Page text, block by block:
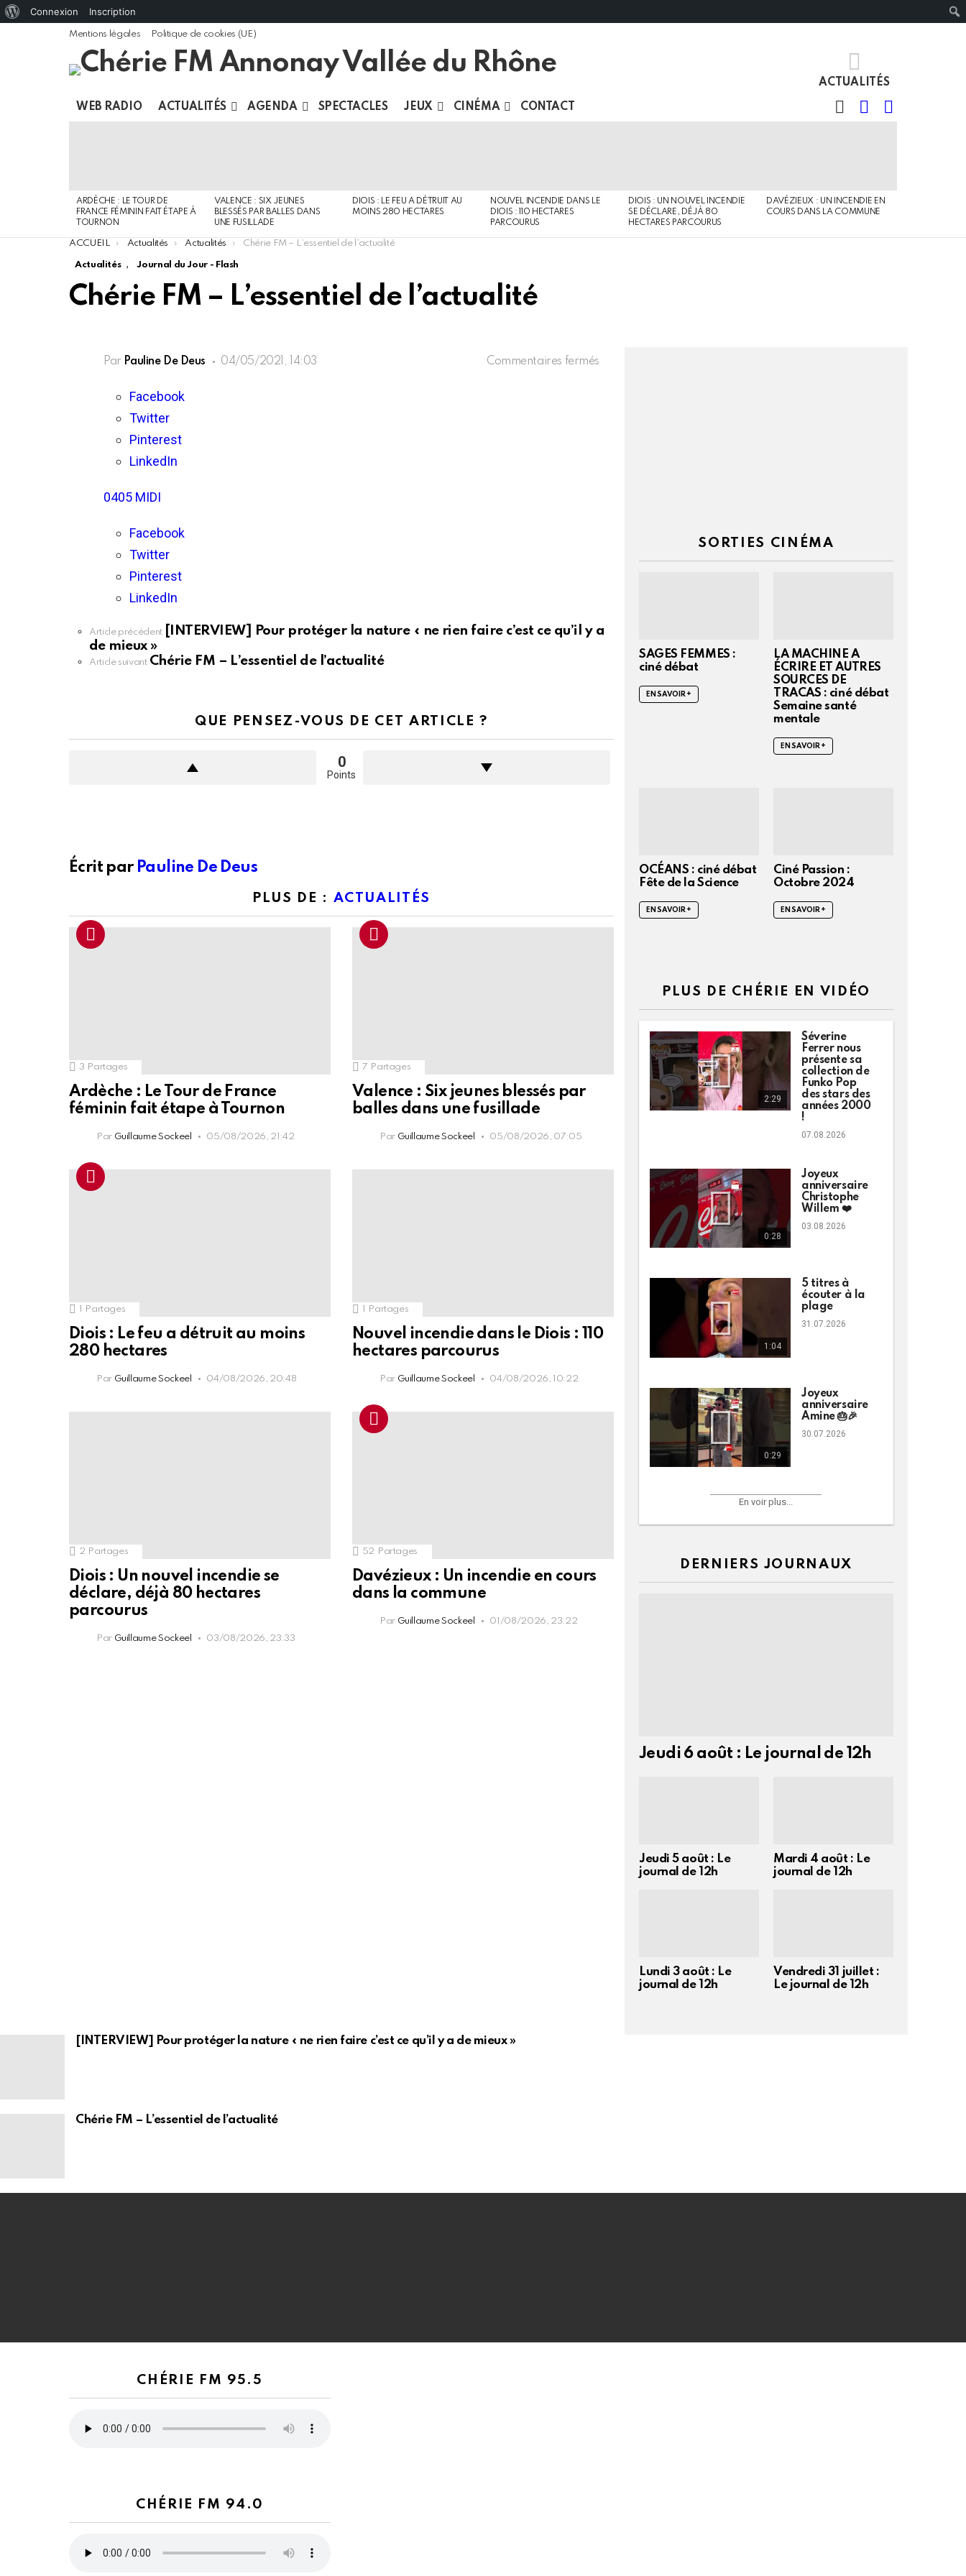
Mentions légales Politique de cookies (UE)
ACTUALITÉS
WEB RADIO ACTUALITÉS AGENDA SPECTACLES JEUX CINÉMA CONTACT
SWITCHRECHERCHE
ARDÈCHE : LE TOUR DE
FRANCE FÉMININ FAIT ÉTAPE À
TOURNON
VALENCE : SIX JEUNES
BLESSÉS PAR BALLES DANS
UNE FUSILLADE
DIOIS : LE FEU A DÉTRUIT AU
MOINS 280 HECTARES
NOUVEL INCENDIE DANS LE
DIOIS : 110 HECTARES
PARCOURUS
DIOIS : UN NOUVEL INCENDIE
SE DÉCLARE, DÉJÀ 80
HECTARES PARCOURUS
DAVÉZIEUX : UN INCENDIE EN
COURS DANS LA COMMUNE
You are here:
ACCUEIL Actualités Actualités Chérie FM – L’essentiel de l’actualité
Actualités , Journal du Jour - Flash
Chérie FM – L’essentiel de l’actualité
Par Pauline De Deus 04/05/2021, 14:03 Commentaires fermés
Facebook
Twitter
Pinterest
LinkedIn
0405 MIDI
Facebook
Twitter
Pinterest
LinkedIn
En
plus
Article précédent
[INTERVIEW] Pour protéger la nature « ne rien faire c’est ce qu’il y a
de mieux »
Article suivant Chérie FM – L’essentiel de l’actualité
QUE PENSEZ-VOUS DE CET ARTICLE ?
0
Points
Écrit par Pauline De Deus
PLUS DE : ACTUALITÉS
3 Partages
Ardèche : Le Tour de France
féminin fait étape à Tournon
Par Guillaume Sockeel 05/08/2026, 21:42
7 Partages
Valence : Six jeunes blessés par
balles dans une fusillade
Par Guillaume Sockeel 05/08/2026, 07:05
1 Partages
Diois : Le feu a détruit au moins
280 hectares
Par Guillaume Sockeel 04/08/2026, 20:48
1 Partages
Nouvel incendie dans le Diois : 110
hectares parcourus
Par Guillaume Sockeel 04/08/2026, 10:22
2 Partages
Diois : Un nouvel incendie se
déclare, déjà 80 hectares
parcourus
Par Guillaume Sockeel 03/08/2026, 23:33
52 Partages
Davézieux : Un incendie en cours
dans la commune
Par Guillaume Sockeel 01/08/2026, 23:22
SORTIES CINÉMA
SAGES FEMMES :
ciné débat
EN SAVOIR +
LA MACHINE A
ÉCRIRE ET AUTRES
SOURCES DE
TRACAS : ciné débat
Semaine santé
mentale
EN SAVOIR +
OCÉANS : ciné débat
Fête de la Science
EN SAVOIR +
Ciné Passion :
Octobre 2024
EN SAVOIR +
PLUS DE CHÉRIE EN VIDÉO
2:29
Séverine
Ferrer nous
présente sa
collection de
Funko Pop
des stars des
années 2000
!
07.08.2026
0:28
Joyeux
anniversaire
Christophe
Willem ❤️
03.08.2026
1:04
5 titres à
écouter à la
plage
31.07.2026
0:29
Joyeux
anniversaire
Amine 🎂🎉
30.07.2026
En voir plus...
DERNIERS JOURNAUX
Jeudi 6 août : Le journal de 12h
Jeudi 5 août : Le
journal de 12h
Mardi 4 août : Le
journal de 12h
Lundi 3 août : Le
journal de 12h
Vendredi 31 juillet :
Le journal de 12h
[INTERVIEW] Pour protéger la nature « ne rien faire c’est ce qu’il y a de mieux »
Chérie FM – L’essentiel de l’actualité
CHÉRIE FM 95.5
CHÉRIE FM 94.0
Connexion Inscription